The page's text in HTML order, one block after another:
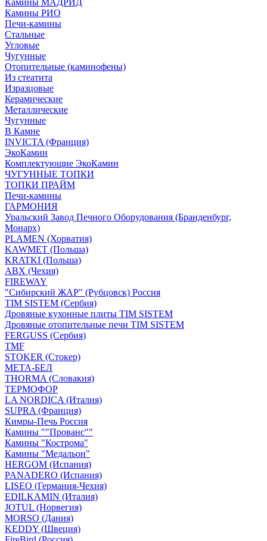
Камины МАДРИД
Камины РИО
Печи-камины
Стальные
Угловые
Чугунные
Отопительные (каминофены)
Из стеатита
Изразцовые
Керамические
Металлические
Чугунные
В Камне
INVICTA (Франция)
ЭкоКамин
Комплектующие ЭкоКамин
ЧУГУННЫЕ ТОПКИ
ТОПКИ ПРАЙМ
Печи-камины
ГАРМОНИЯ
Уральский Завод Печного Оборудования (Бранденбург,
Монарх)
PLAMEN (Хорватия)
KAWMET (Польша)
KRATKI (Польша)
ABX (Чехия)
FIREWAY
"Сибирский ЖАР" (Рубцовск) Россия
TIM SISTEM (Сербия)
Дровяные кухонные плиты TIM SISTEM
Дровяные отопительные печи TIM SISTEM
FERGUSS (Сербия)
TMF
STOKER (Стокер)
МЕТА-БЕЛ
THORMA (Словакия)
ТЕРМОФОР
LA NORDICA (Италия)
SUPRA (Франция)
Кимры-Печь Россия
Камины ""Прованс""
Камины "Кострома"
Камины "Медальон"
HERGOM (Испания)
PANADERO (Испания)
LISEO (Германия-Чехия)
EDILKAMIN (Италия)
JOTUL (Норвегия)
MORSO (Дания)
KEDDY (Швеция)